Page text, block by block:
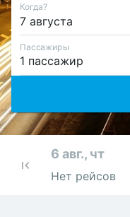
Когда?
Пассажиры
6 авг., чт
Нет рейсов